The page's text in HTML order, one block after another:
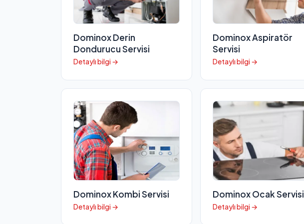
Dominox Derin
Dondurucu Servisi
Detaylı bilgi →
Dominox Aspiratör
Servisi
Detaylı bilgi →
Dominox Kombi Servisi
Detaylı bilgi →
Dominox Ocak Servisi
Detaylı bilgi →